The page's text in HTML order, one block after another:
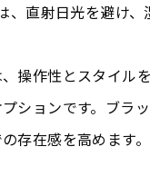
、直射日光を避け
操作性とスタイル
ションです。ブラ
存在感を高めます。